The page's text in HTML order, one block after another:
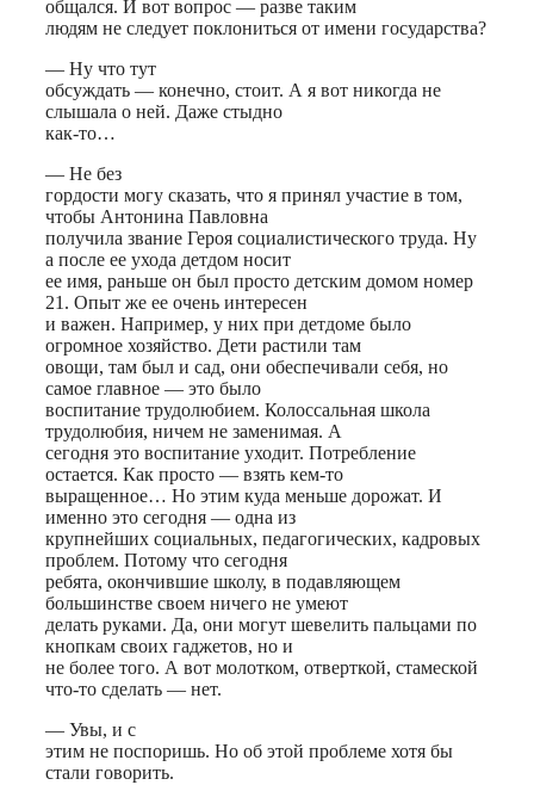
общался. И вот вопрос — разве таким
людям не следует поклониться от имени государства?
— Ну что тут
обсуждать — конечно, стоит. А я вот никогда не
слышала о ней. Даже стыдно
как-то…
— Не без
гордости могу сказать, что я принял участие в том,
чтобы Антонина Павловна
получила звание Героя социалистического труда. Ну
а после ее ухода детдом носит
ее имя, раньше он был просто детским домом номер
21. Опыт же ее очень интересен
и важен. Например, у них при детдоме было
огромное хозяйство. Дети растили там
овощи, там был и сад, они обеспечивали себя, но
самое главное — это было
воспитание трудолюбием. Колоссальная школа
трудолюбия, ничем не заменимая. А
сегодня это воспитание уходит. Потребление
остается. Как просто — взять кем-то
выращенное… Но этим куда меньше дорожат. И
именно это сегодня — одна из
крупнейших социальных, педагогических, кадровых
проблем. Потому что сегодня
ребята, окончившие школу, в подавляющем
большинстве своем ничего не умеют
делать руками. Да, они могут шевелить пальцами по
кнопкам своих гаджетов, но и
не более того. А вот молотком, отверткой, стамеской
что-то сделать — нет.
— Увы, и с
этим не поспоришь. Но об этой проблеме хотя бы
стали говорить.